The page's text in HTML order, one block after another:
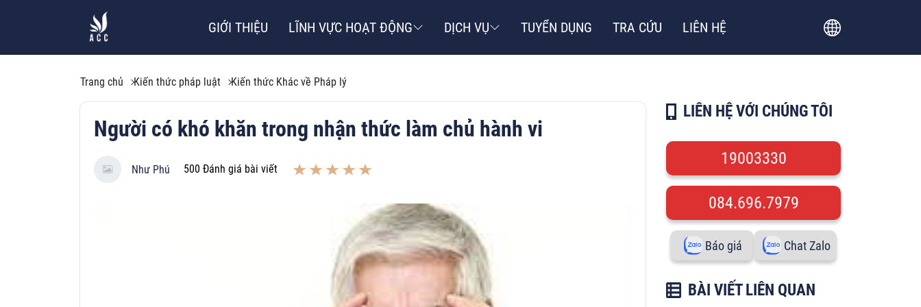
GIỚI THIỆU LĨNH VỰC HOẠT ĐỘNG DỊCH VỤ TUYỂN DỤNG TRA CỨU LIÊN HỆ
Trang chủ Kiến thức pháp luật Kiến thức Khác về Pháp lý
Người có khó khăn trong nhận thức làm chủ hành vi
Như Phú 500 Đánh giá bài viết
LIÊN HỆ VỚI CHÚNG TÔI
19003330
084.696.7979
Báo giá Chat Zalo
BÀI VIẾT LIÊN QUAN